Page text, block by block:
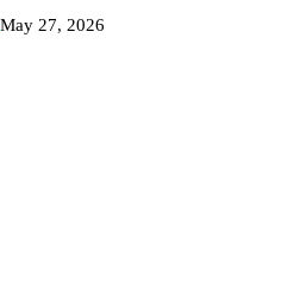
May 27, 2026